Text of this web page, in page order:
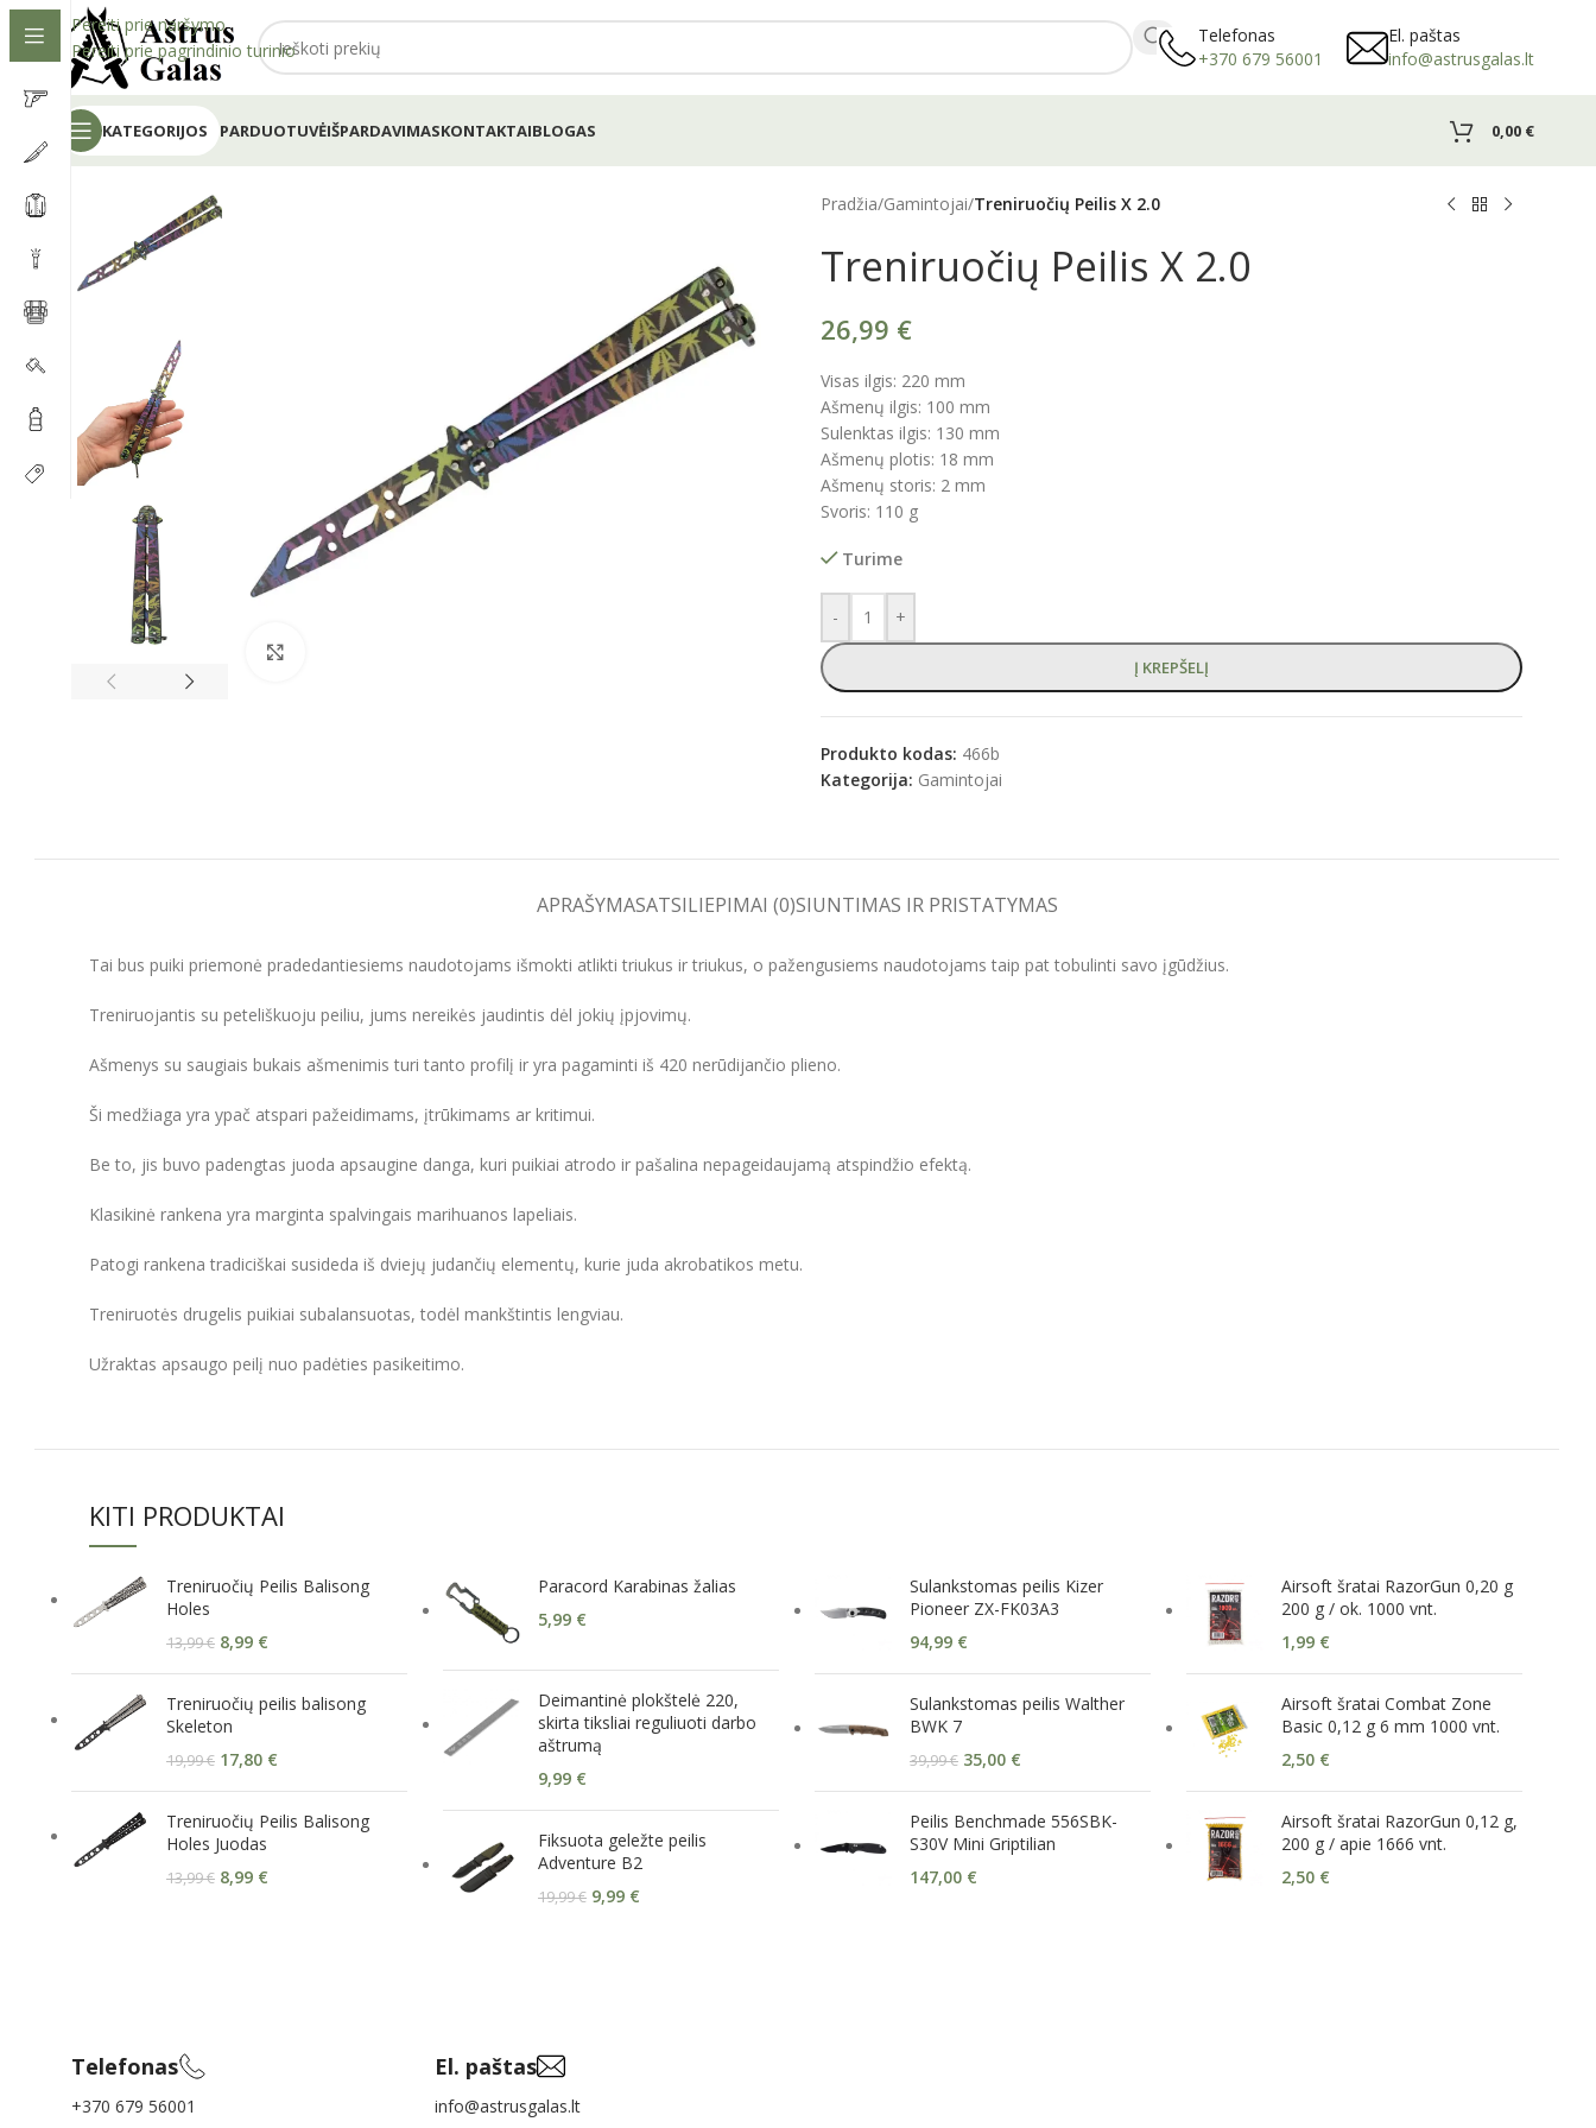
Pereiti prie naršymo
Pereiti prie pagrindinio turinio
Telefonas
+370 679 56001
El. paštas
info@astrusgalas.lt
KATEGORIJOS PARDUOTUVĖIŠPARDAVIMASKONTAKTAIBLOGAS 0,00 €
Pradžia/Gamintojai/Treniruočių Peilis X 2.0
Treniruočių Peilis X 2.0
26,99 €
Visas ilgis: 220 mm
Ašmenų ilgis: 100 mm
Sulenktas ilgis: 130 mm
Ašmenų plotis: 18 mm
Ašmenų storis: 2 mm
Svoris: 110 g
Turime
- +
Į KREPŠELĮ
Produkto kodas: 466b
Kategorija: Gamintojai
APRAŠYMASATSILIEPIMAI (0)SIUNTIMAS IR PRISTATYMAS
Tai bus puiki priemonė pradedantiesiems naudotojams išmokti atlikti triukus ir triukus, o pažengusiems naudotojams taip pat tobulinti savo įgūdžius.
Treniruojantis su peteliškuoju peiliu, jums nereikės jaudintis dėl jokių įpjovimų.
Ašmenys su saugiais bukais ašmenimis turi tanto profilį ir yra pagaminti iš 420 nerūdijančio plieno.
Ši medžiaga yra ypač atspari pažeidimams, įtrūkimams ar kritimui.
Be to, jis buvo padengtas juoda apsaugine danga, kuri puikiai atrodo ir pašalina nepageidaujamą atspindžio efektą.
Klasikinė rankena yra marginta spalvingais marihuanos lapeliais.
Patogi rankena tradiciškai susideda iš dviejų judančių elementų, kurie juda akrobatikos metu.
Treniruotės drugelis puikiai subalansuotas, todėl mankštintis lengviau.
Užraktas apsaugo peilį nuo padėties pasikeitimo.
KITI PRODUKTAI
Treniruočių Peilis Balisong
Holes
13,99€ 8,99 €
Treniruočių peilis balisong
Skeleton
19,99€ 17,80 €
Treniruočių Peilis Balisong
Holes Juodas
13,99€ 8,99 €
Paracord Karabinas žalias
5,99 €
Deimantinė plokštelė 220,
skirta tiksliai reguliuoti darbo
aštrumą
9,99 €
Fiksuota geležte peilis
Adventure B2
19,99€ 9,99 €
Sulankstomas peilis Kizer
Pioneer ZX-FK03A3
94,99 €
Sulankstomas peilis Walther
BWK 7
39,99€ 35,00 €
Peilis Benchmade 556SBK-
S30V Mini Griptilian
147,00 €
Airsoft šratai RazorGun 0,20 g
200 g / ok. 1000 vnt.
1,99 €
Airsoft šratai Combat Zone
Basic 0,12 g 6 mm 1000 vnt.
2,50 €
Airsoft šratai RazorGun 0,12 g,
200 g / apie 1666 vnt.
2,50 €
Telefonas
+370 679 56001
El. paštas
info@astrusgalas.lt